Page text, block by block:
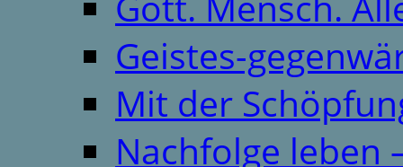
Geistes-
Mit der
Nachfolge leben